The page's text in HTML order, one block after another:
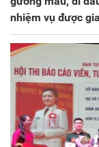
nhiệm vụ được